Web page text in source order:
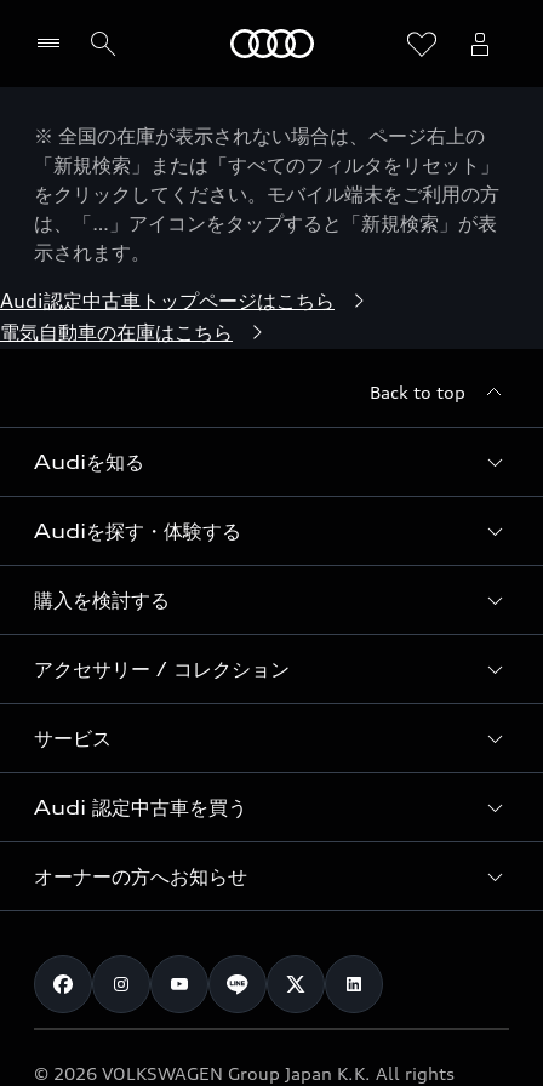
※ 全国の在庫が表示されない場合は、ページ右上の
「新規検索」または「すべてのフィルタをリセット」
をクリックしてください。モバイル端末をご利用の方
は、「…」アイコンをタップすると「新規検索」が表
示されます。
Audi認定中古車トップページはこちら
電気自動車の在庫はこちら
Back to top
Audiを知る
Audi ブランド
Story of Progress
Audi Sport
Formula 1®
デジタルサービス
Audiを探す・体験する
ディーラー検索
新車在庫検索
試乗車・展示車検索
見積り依頼
試乗予約
購入を検討する
モデル一覧
特別仕様モデル / 限定モデル
e-tronラインアップ
価格シミュレーション
車両比較
カタログ一覧
アクセサリー / コレクション
純正アクセサリー
オンラインショップ
Audi collection
アウディナビアプリ
サービス
サービス入庫予約
サービスプログラム
メンテナンス
車検 / 定期点検
e-tronアフターサポート
Audi 認定中古車を買う
Audi認定中古車
クオリティ
保証
メンテナンス
オーナーの方へお知らせ
お知らせ
オーナー様向けキャンペーン
© 2026 VOLKSWAGEN Group Japan K.K. All rights